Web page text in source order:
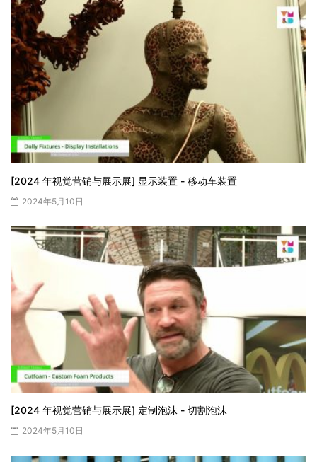
[2024 年视觉营销与展示展] 显示装置 - 移动车装置
2024年5月10日
[2024 年视觉营销与展示展] 定制泡沫 - 切割泡沫
2024年5月10日